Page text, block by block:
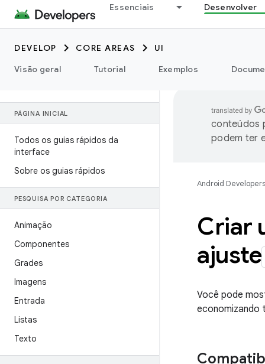
Essenciais Desenvolver
DEVELOP CORE AREAS
UI
Visão geral
Tutorial Exemplos
PÁGINA INICIAL
Todos os guias rápidos da
interface
Sobre os guias rápidos
PESQUISA POR CATEGORIA
Animação
Componentes
Grades
Imagens
Entrada
Listas
Texto
conteúdos
podem ter
Android Developers
Criar
ajuste
Você pode
economizando